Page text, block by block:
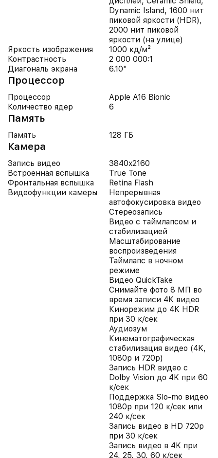
Dynamic Island, 1600 нит
пиковой яркости (HDR),
2000 нит пиковой
яркости (на улице)
Яркость изображения
1000 кд/м²
Контрастность
2 000 000:1
Диагональ экрана
6.10"
Процессор
Процессор
Apple A16 Bionic
Количество ядер
6
Память
Память 128 ГБ
Камера
Запись видео
3840x2160
Встроенная вспышка
True Tone
Фронтальная вспышка
Retina Flash
Видеофункции камеры
Непрерывная
автофокусировка видео
Стереозапись
Видео с таймлапсом и
стабилизацией
Масштабирование
воспроизведения
Таймлапс в ночном
режиме
Видео QuickTake
Снимайте фото 8 МП во
время записи 4K видео
Кинорежим до 4K HDR
при 30 к/сек
Аудиозум
Кинематографическая
стабилизация видео (4K,
1080p и 720p)
Запись HDR видео с
Dolby Vision до 4K при 60
к/сек
Поддержка Slo-mo видео
1080p при 120 к/сек или
240 к/сек
Запись видео в HD 720p
при 30 к/сек
Запись видео в 4K при
24, 25, 30, 60 к/сек